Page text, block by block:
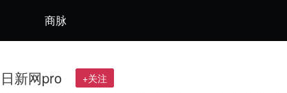
商脉
日新网pro +关注